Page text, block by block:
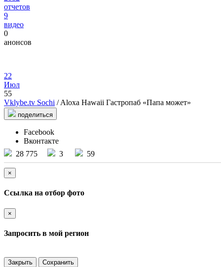
отчетов
9
видео
0
анонсов
22
Июл
55
Vklybe.tv Sochi / Aloxa Hawaii Гастропаб «Папа может»
поделиться
Facebook
Вконтакте
28 775
3 59
×
Ссылка на отбор фото
×
Запросить в мой регион
Закрыть Сохранить